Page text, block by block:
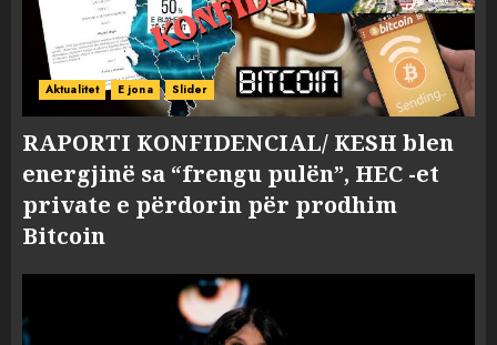
Aktualitet E jona Slider
RAPORTI KONFIDENCIAL/ KESH blen
energjinë sa “frengu pulën”, HEC -et
private e përdorin për prodhim
Bitcoin